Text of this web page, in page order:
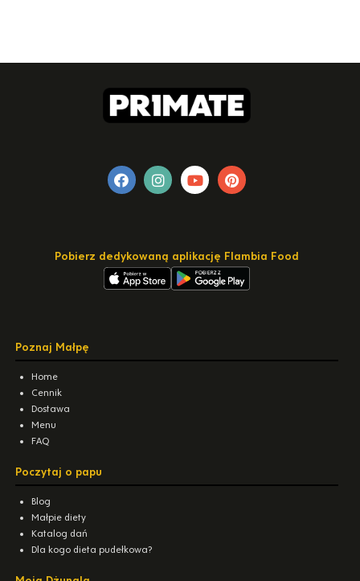
Pobierz dedykowaną aplikację Flambia Food
Poznaj Małpę
Home
Cennik
Dostawa
Menu
FAQ
Poczytaj o papu
Blog
Małpie diety
Katalog dań
Dla kogo dieta pudełkowa?